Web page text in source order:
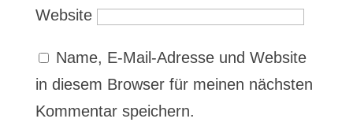
Website
Name, E-Mail-Adresse und Website
in diesem Browser für meinen nächsten
Kommentar speichern.